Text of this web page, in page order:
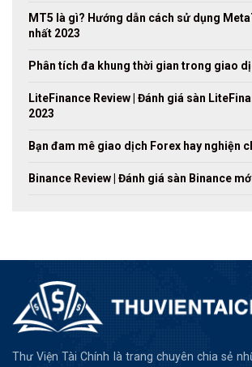
MT5 là gì? Hướng dẫn cách sử dụng
nhất 2023
Phân tích đa khung thời gian trong giao
LiteFinance Review | Đánh giá sàn
2023
Bạn đam mê giao dịch Forex hay nghiện
Binance Review | Đánh giá sàn Binance
Thư Viện Tài Chính là trang chuyên chia sẻ